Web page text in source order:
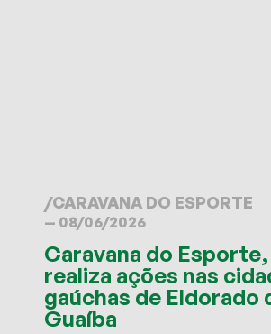
/CARAVANA DO ESPORTE
— 08/06/2026
Caravana do
realiza ações nas
gaúchas de Eldorado
Guaíba